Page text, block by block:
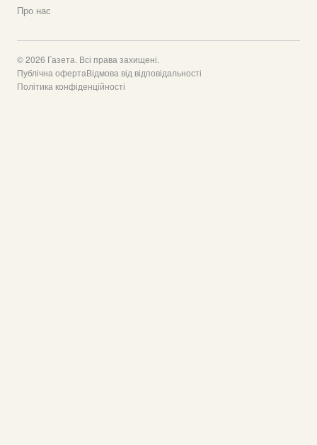
Про нас
© 2026 Газета. Всі права захищені.
Публічна офертаВідмова від відповідальності
Політика конфіденційності